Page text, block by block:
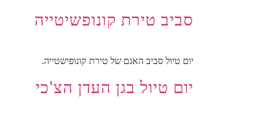
סביב טירת קונופשיטייה
יום טיול סביב האגם של טירת קונופישטייה.
יום טיול בגן העדן הצ'כי